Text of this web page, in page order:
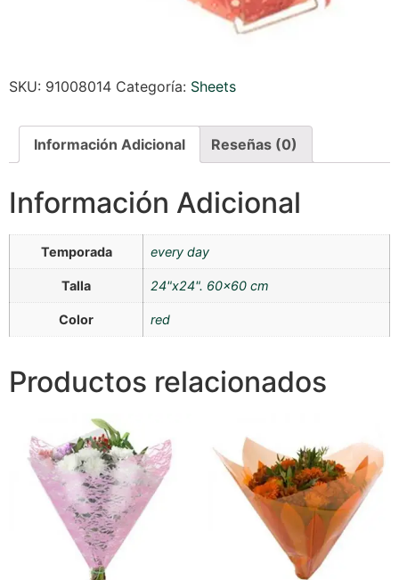
SKU: 91008014 Categoría: Sheets
Información Adicional Reseñas (0)
Información Adicional
Temporada every day
Talla 24"x24". 60×60 cm
Color red
Productos relacionados